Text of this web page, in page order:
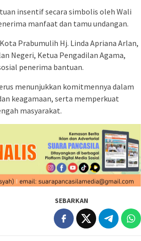
insentif secara simbolis oleh Wali
manfaat dan tamu undangan.
Prabumulih Hj. Linda Apriana Arlan,
Negeri, Ketua Pengadilan Agama,
penerima bantuan.
menunjukkan komitmennya dalam
keagamaan, serta memperkuat
masyarakat.
SEBARKAN